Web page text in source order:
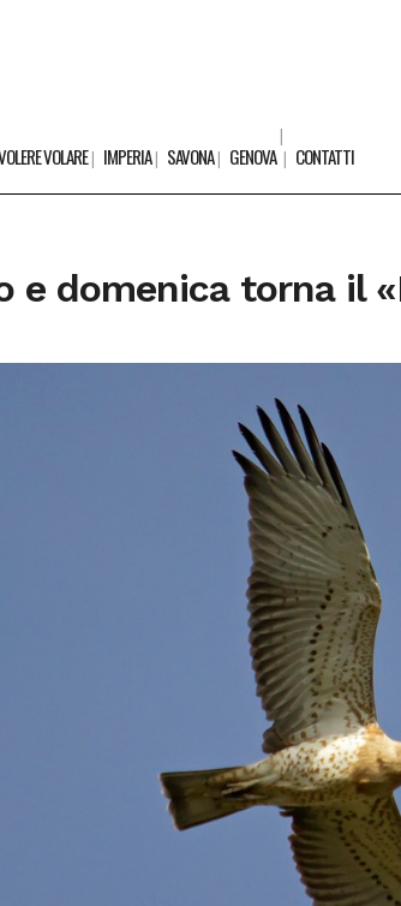
VOLARE IMPERIA SAVONA GENOVA CONTATTI
e domenica torna il